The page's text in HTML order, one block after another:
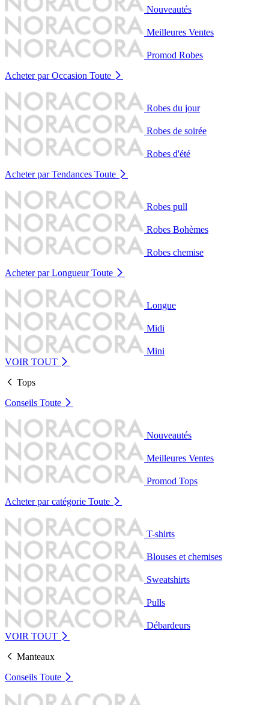
Nouveautés
Meilleures Ventes
Promod Robes
Acheter par Occasion Toute
Robes du jour
Robes de soirée
Robes d'été
Acheter par Tendances Toute
Robes pull
Robes Bohèmes
Robes chemise
Acheter par LongueurToute
Longue
Midi
Mini
VOIR TOUT
Tops
Conseils Toute
Nouveautés
Meilleures Ventes
Promod Tops
Acheter par catégorie Toute
T-shirts
Blouses et chemises
Sweatshirts
Pulls
Débardeurs
VOIR TOUT
Manteaux
Conseils Toute